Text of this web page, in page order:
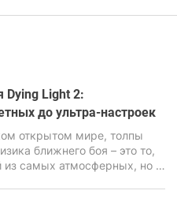
у предыдущих частей
Dying Light 2:
до ультра-настроек
открытом мире, толпы
ближнего боя – это то,
из самых атмосферных, но в
продвинутую симуляцию и